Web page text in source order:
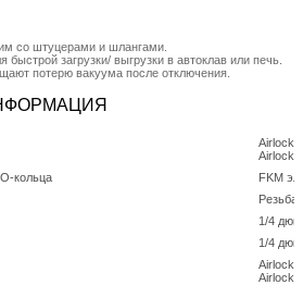
со штуцерами и шлангами.
быстрой загрузки/ выгрузки в автоклав или печь.
потерю вакуума после отключения.
Airlock
Airlock
кольца
FKM
Резьба
1/4
1/4
Airlock
Airlock